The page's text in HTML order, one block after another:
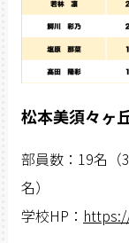
松本美須々ヶ
部員数：19名（
名）
学校HP：